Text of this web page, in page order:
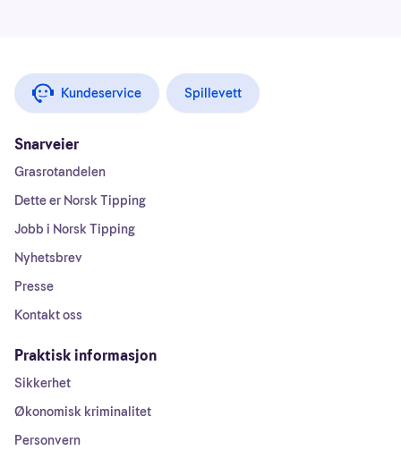
Kundeservice Spillevett
Snarveier
Grasrotandelen
Dette er Norsk Tipping
Jobb i Norsk Tipping
Nyhetsbrev
Presse
Kontakt oss
Praktisk informasjon
Sikkerhet
Økonomisk kriminalitet
Personvern